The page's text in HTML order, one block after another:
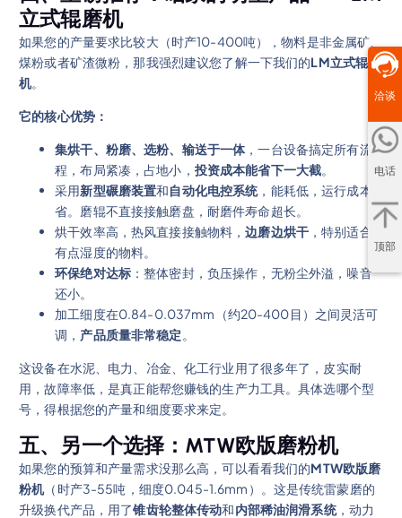
立式辊磨机
如果您的产量要求比较大（时产10-400吨），物料是非金属矿、
煤粉或者矿渣微粉，那我强烈建议您了解一下我们的LM立式辊磨
机。
它的核心优势：
集烘干、粉磨、选粉、输送于一体，一台设备搞定所有流
程，布局紧凑，占地小， 投资成本能省下一大截。
采用新型碾磨装置和自动化电控系统，能耗低，运行成本
省。磨辊不直接接触磨盘，耐磨件寿命超长。
烘干效率高，热风直接接触物料，边磨边烘干，特别适合
有点湿度的物料。
环保绝对达标：整体密封，负压操作，无粉尘外溢，噪音
还小。
加工细度在0.84-0.037mm（约20-400目）之间灵活可
调， 产品质量非常稳定 。
这设备在水泥、电力、冶金、化工行业用了很多年了，皮实耐
用，故障率低，是真正能帮您赚钱的生产力工具。具体选哪个型
号，得根据您的产量和细度要求来定。
五、另一个选择：MTW欧版磨粉机
如果您的预算和产量需求没那么高，可以看看我们的MTW欧版磨
粉机 （时产3-55吨，细度0.045-1.6mm）。这是传统雷蒙磨的
升级换代产品，用了锥齿轮整体传动和内部稀油润滑系统，动力
洽谈
电话
顶部